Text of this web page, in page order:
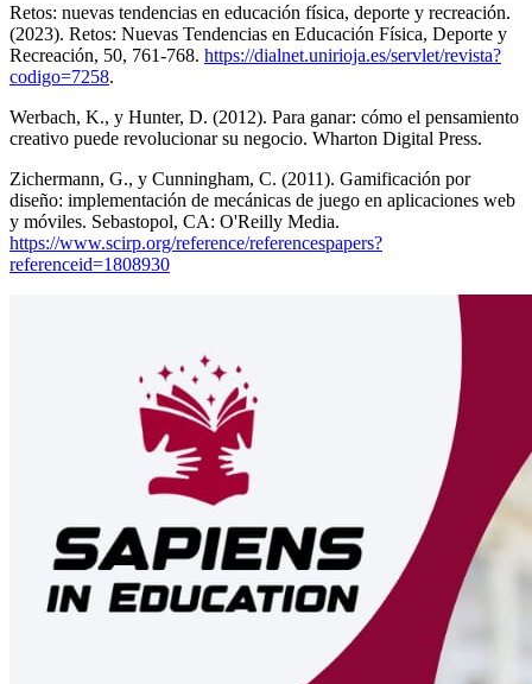
Retos: nuevas tendencias en educación física, deporte y recreación.
(2023). Retos: Nuevas Tendencias en Educación Física, Deporte y
Recreación, 50, 761-768. https://dialnet.unirioja.es/servlet/revista?
codigo=7258.
Werbach, K., y Hunter, D. (2012). Para ganar: cómo el pensamiento
creativo puede revolucionar su negocio. Wharton Digital Press.
Zichermann, G., y Cunningham, C. (2011). Gamificación por
diseño: implementación de mecánicas de juego en aplicaciones web
y móviles. Sebastopol, CA: O'Reilly Media.
https://www.scirp.org/reference/referencespapers?
referenceid=1808930